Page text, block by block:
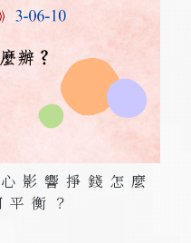
響掙錢怎麼
衡？